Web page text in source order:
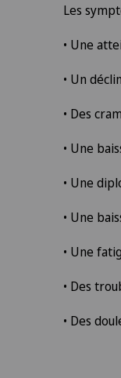
Les
• Une
• Un
• Des
• Une
• Une
• Une
• Une
• Des
• Des